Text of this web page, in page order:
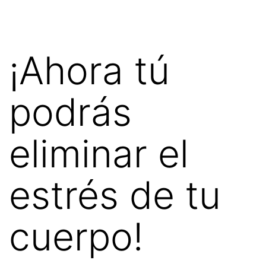
¡Ahora tú
podrás
eliminar el
estrés de tu
cuerpo!